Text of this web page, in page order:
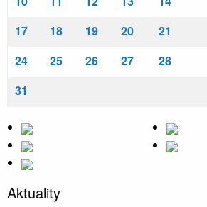
17
18 19 20 21
24
25 26 27 28
31
Aktuality